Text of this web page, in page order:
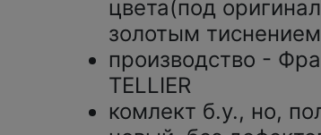
цвета(под
золотым
производство -
TELLIER
комлект б.у., но,